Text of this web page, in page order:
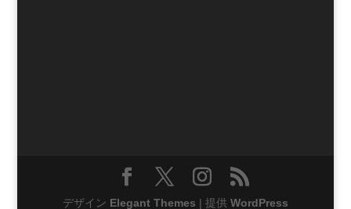
デザイン Elegant Themes | 提供 WordPress